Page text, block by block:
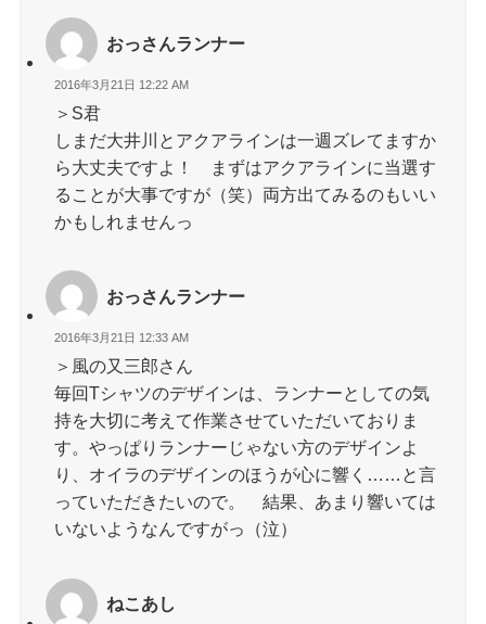
おっさんランナー
2016年3月21日 12:22 AM
＞S君
しまだ大井川とアクアラインは一週ズレてますか
ら大丈夫ですよ！ まずはアクアラインに当選す
ることが大事ですが（笑）両方出てみるのもいい
かもしれませんっ
おっさんランナー
2016年3月21日 12:33 AM
＞風の又三郎さん
毎回Tシャツのデザインは、ランナーとしての気
持を大切に考えて作業させていただいておりま
す。やっぱりランナーじゃない方のデザインよ
り、オイラのデザインのほうが心に響く……と言
っていただきたいので。 結果、あまり響いては
いないようなんですがっ（泣）
ねこあし